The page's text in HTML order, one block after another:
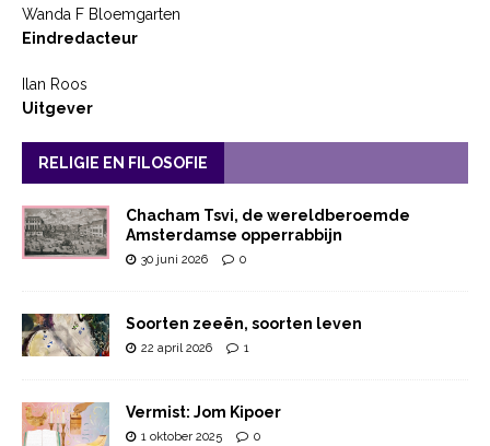
Wanda F Bloemgarten
Eindredacteur
Ilan Roos
Uitgever
RELIGIE EN FILOSOFIE
Chacham Tsvi, de wereldberoemde
Amsterdamse opperrabbijn
30 juni 2026 0
Soorten zeeën, soorten leven
22 april 2026 1
Vermist: Jom Kipoer
1 oktober 2025 0